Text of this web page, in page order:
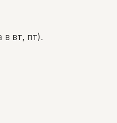
в вт, пт).